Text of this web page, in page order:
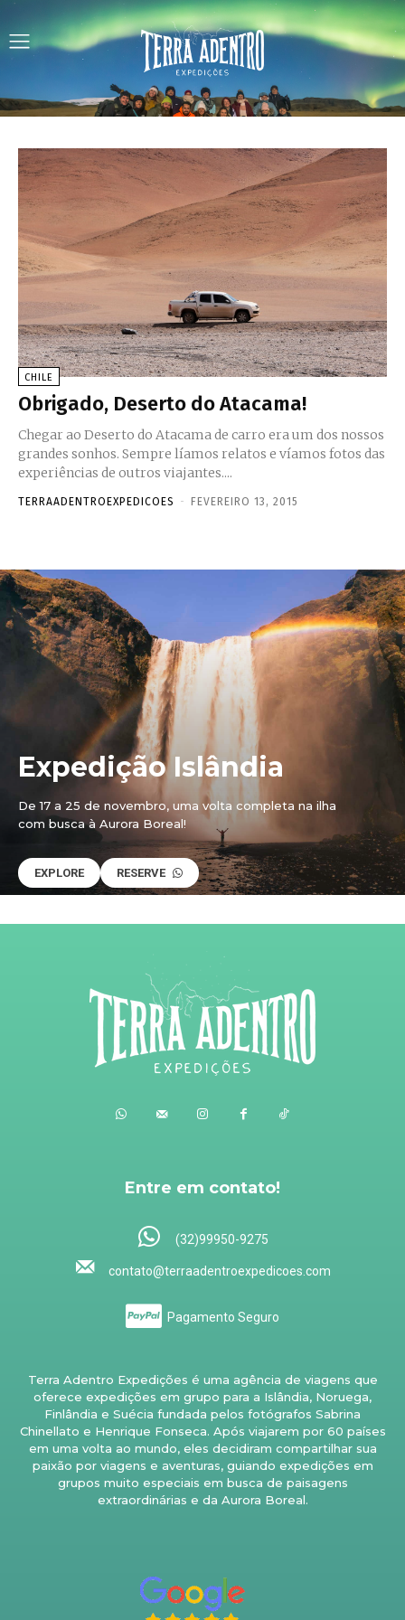
CHILE
Obrigado, Deserto do Atacama!
Chegar ao Deserto do Atacama de carro era um dos nossos
grandes sonhos. Sempre líamos relatos e víamos fotos das
experiências de outros viajantes....
TERRAADENTROEXPEDICOES - FEVEREIRO 13, 2015
Expedição Islândia
De 17 a 25 de novembro, uma volta completa na ilha
com busca à Aurora Boreal!
EXPLORE RESERVE
Entre em contato!
(32)99950-9275
contato@terraadentroexpedicoes.com
Pagamento Seguro
Terra Adentro Expedições é uma agência de viagens que
oferece expedições em grupo para a Islândia, Noruega,
Finlândia e Suécia fundada pelos fotógrafos Sabrina
Chinellato e Henrique Fonseca. Após viajarem por 60 países
em uma volta ao mundo, eles decidiram compartilhar sua
paixão por viagens e aventuras, guiando expedições em
grupos muito especiais em busca de paisagens
extraordinárias e da Aurora Boreal.